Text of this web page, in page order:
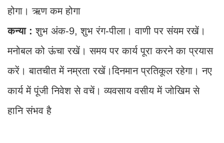
होगा। ऋण कम होगा
कन्या :शुभ अंक-9, शुभ रंग-पीला। वाणी पर संयम रखें।
मनोबल को ऊंचा रखें। समय पर कार्य पूरा करने का प्रयास
करें। बातचीत में नम्रता रखें।दिनमान प्रतिकूल रहेगा। नए
कार्य में पूंजी निवेश से वचें। व्यवसाय वसीय में जोखिम से
हानि संभव है